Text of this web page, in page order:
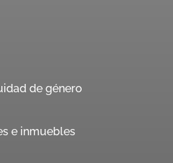
de género
e inmuebles